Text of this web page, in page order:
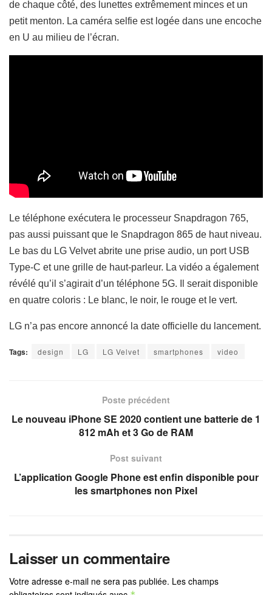
de chaque côté, des lunettes extrêmement minces et un
petit menton. La caméra selfie est logée dans une encoche
en U au milieu de l’écran.
Le téléphone exécutera le processeur Snapdragon 765,
pas aussi puissant que le Snapdragon 865 de haut niveau.
Le bas du LG Velvet abrite une prise audio, un port USB
Type-C et une grille de haut-parleur. La vidéo a également
révélé qu’il s’agirait d’un téléphone 5G.
Il serait disponible
en quatre coloris : Le blanc, le noir, le rouge et le vert.
LG n’a pas encore annoncé la date officielle du lancement.
Tags: design LG LG Velvet smartphones video
Poste précédent
Le nouveau iPhone SE 2020 contient une batterie de 1
812 mAh et 3 Go de RAM
Post suivant
L’application Google Phone est enfin disponible pour
les smartphones non Pixel
Laisser un commentaire
Votre adresse e-mail ne sera pas publiée. Les champs